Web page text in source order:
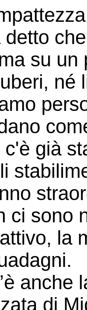
su un
né
già
ci sono
la
anche
di